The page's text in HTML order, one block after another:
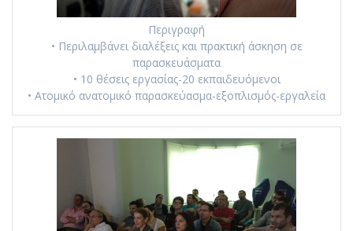
Περιγραφή
• Περιλαμβάνει διαλέξεις και πρακτική άσκηση σε
παρασκευάσματα
• 10 θέσεις εργασίας-20 εκπαιδευόμενοι
• Ατομικό ανατομικό παρασκεύασμα-εξοπλισμός-εργαλεία